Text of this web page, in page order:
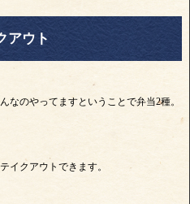
アウト
なのやってますということで弁当2種。
イクアウトできます。